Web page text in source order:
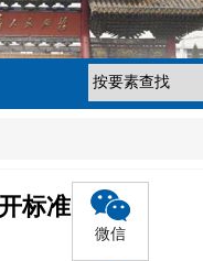
微信
标准目录